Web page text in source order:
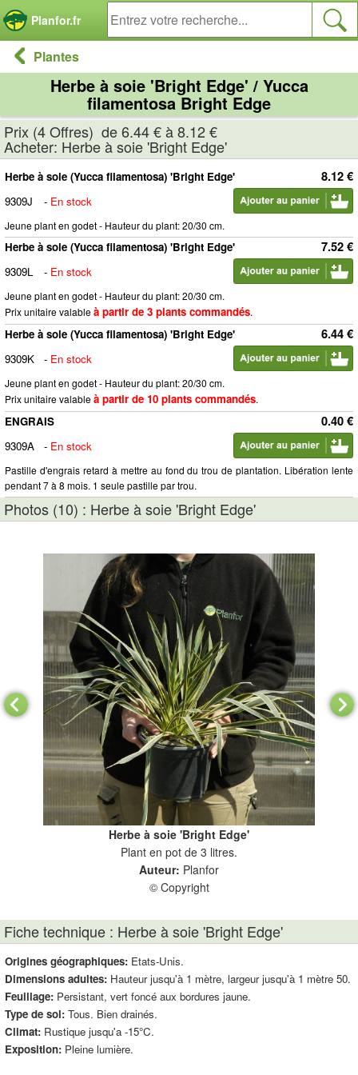
Planfor.fr
Plantes
Herbe à soie 'Bright Edge' / Yucca
filamentosa Bright Edge
Prix (4 Offres) de 6.44 € à 8.12 €
Acheter: Herbe à soie 'Bright Edge'
8.12 €
Herbe à soie (Yucca filamentosa) 'Bright Edge'
9309J
- En stock
Jeune plant en godet - Hauteur du plant: 20/30 cm.
7.52 €
Herbe à soie (Yucca filamentosa) 'Bright Edge'
9309L
- En stock
Jeune plant en godet - Hauteur du plant: 20/30 cm.
Prix unitaire valableà partir de 3 plants commandés.
6.44 €
Herbe à soie (Yucca filamentosa) 'Bright Edge'
9309K
- En stock
Jeune plant en godet - Hauteur du plant: 20/30 cm.
Prix unitaire valableà partir de 10 plants commandés.
0.40 €
ENGRAIS
9309A
- En stock
Pastille d'engrais retard à mettre au fond du trou de plantation. Libération lente
pendant 7 à 8 mois. 1 seule pastille par trou.
Photos (10) : Herbe à soie 'Bright Edge'
Herbe à soie 'Bright Edge'
Plant en pot de 3 litres.
Auteur: Planfor
© Copyright
Fiche technique : Herbe à soie 'Bright Edge'
Origines géographiques: Etats-Unis.
Dimensions adultes: Hauteur jusqu'à 1 mètre, largeur jusqu'à 1 mètre 50.
Feuillage: Persistant, vert foncé aux bordures jaune.
Type de sol: Tous. Bien drainés.
Climat: Rustique jusqu'a -15°C.
Exposition: Pleine lumière.
Panneau de gestion des cookies